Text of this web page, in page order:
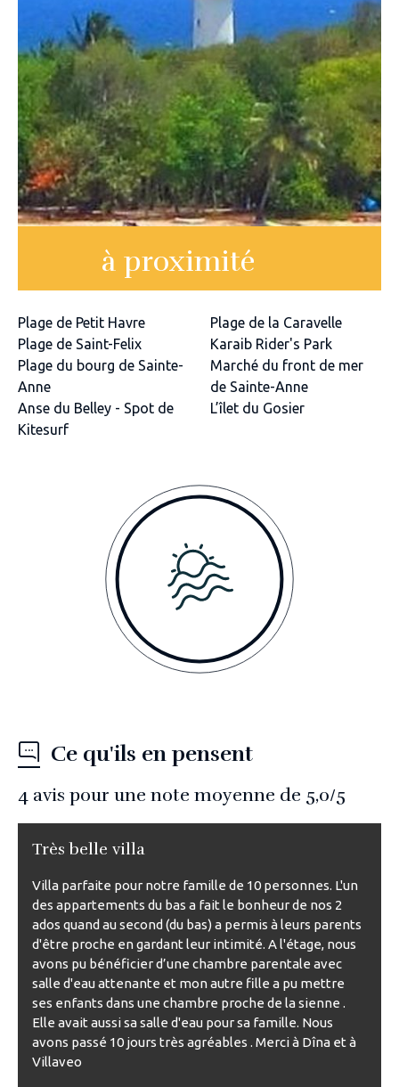
à proximité
Plage de Petit Havre
Plage de la Caravelle
Plage de Saint-Felix
Karaib Rider's Park
Plage du bourg de Sainte-
Anne
Marché du front de mer
de Sainte-Anne
Anse du Belley - Spot de
Kitesurf
L’îlet du Gosier
Ce qu'ils en pensent
4 avis pour une note moyenne de 5,0/5
Très belle villa
Villa parfaite pour notre famille de 10 personnes. L'un
des appartements du bas a fait le bonheur de nos 2
ados quand au second (du bas) a permis à leurs parents
d'être proche en gardant leur intimité. A l'étage, nous
avons pu bénéficier d’une chambre parentale avec
salle d'eau attenante et mon autre fille a pu mettre
ses enfants dans une chambre proche de la sienne .
Elle avait aussi sa salle d'eau pour sa famille. Nous
avons passé 10 jours très agréables . Merci à Dîna et à
Villaveo